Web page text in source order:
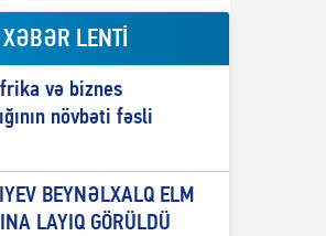
Elşad Abdullayevin
erməniləri
maliyyələşdirən oğlu
niyə Azərbaycana
ekstradisiya olunmur?
XƏBƏR LENTİ
və biznes
növbəti fəsli
BEYNƏLXALQ ELM
LAYIQ GÖRÜLDÜ